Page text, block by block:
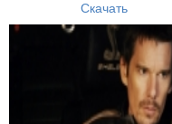
Скачать